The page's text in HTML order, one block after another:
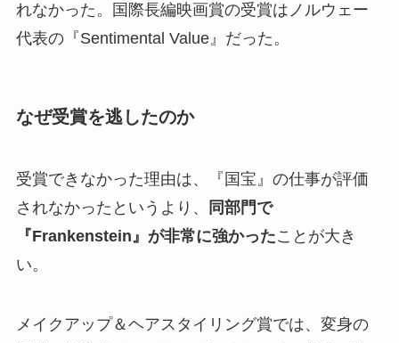
れなかった。国際長編映画賞の受賞はノルウェー
代表の『Sentimental Value』だった。
なぜ受賞を逃したのか
受賞できなかった理由は、『国宝』の仕事が評価
されなかったというより、
同部門で
『Frankenstein』が非常に強かったことが大き
い。
メイクアップ＆ヘアスタイリング賞では、変身の